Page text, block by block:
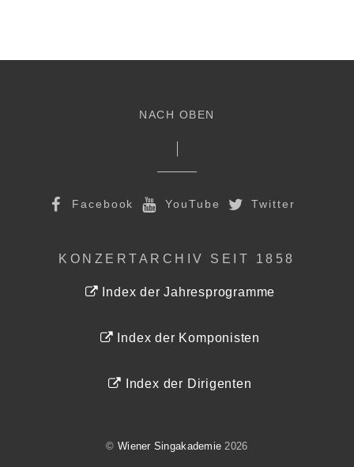
NACH OBEN
Facebook YouTube Twitter
KONZERTARCHIV SEIT 1858
Index der Jahresprogramme
Index der Komponisten
Index der Dirigenten
©Wiener Singakademie 2026